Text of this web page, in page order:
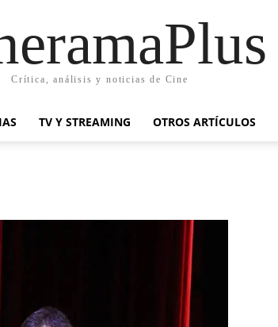
Crítica, análisis y noticias de Cine
TV Y STREAMING OTROS ARTÍCULOS